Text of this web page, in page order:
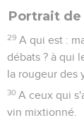
Portrait
29 A qui est :
débats ? à qui
la rougeur des
30 A ceux qui
vin mixtionné.